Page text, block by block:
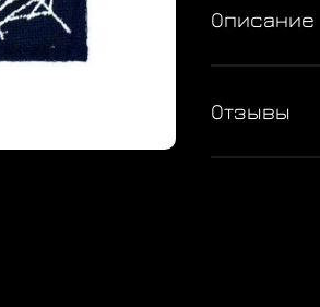
Описание
Отзывы